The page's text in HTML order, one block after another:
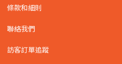
條款和細則
聯絡我們
訪客訂單追蹤